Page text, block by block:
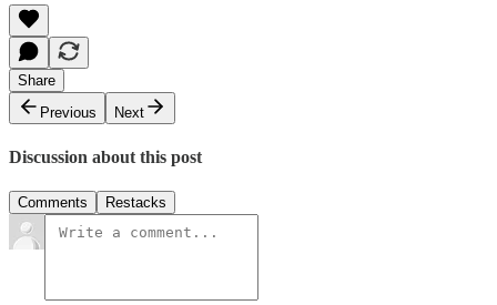
Share
Previous
Next
Discussion about this post
Comments Restacks